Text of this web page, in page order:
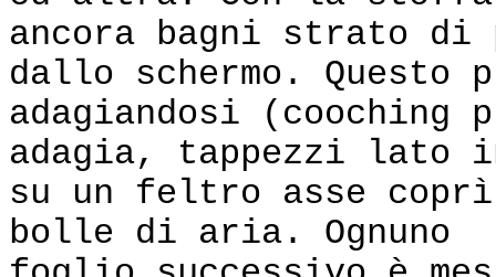
ancora bagni strato di
dallo schermo. Questo
adagiandosi (cooching
adagia, tappezzi lato
su un feltro asse
bolle di aria. Ognuno